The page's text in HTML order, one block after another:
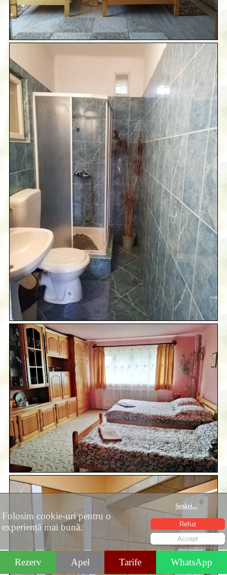
Rezerv Apel Tarife WhatsApp
Folosim cookie-uri pentru o
experiență mai bună.
Setări...
Refuz
Accept